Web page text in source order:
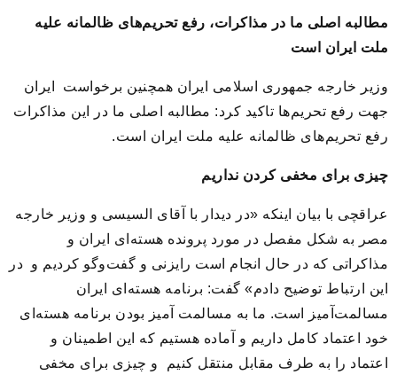
مطالبه اصلی ما در مذاکرات، رفع تحریم‌های ظالمانه علیه
ملت ایران است
وزیر خارجه جمهوری اسلامی ایران همچنین برخواست ایران
جهت رفع تحریم‌ها تاکید کرد: مطالبه اصلی ما در این مذاکرات
رفع تحریم‌های ظالمانه علیه ملت ایران است.
چیزی برای مخفی کردن نداریم
عراقچی با بیان اینکه «در دیدار با آقای السیسی و وزیر خارجه
مصر به شکل مفصل در مورد پرونده هسته‌ای ایران و
مذاکراتی که در حال انجام است رایزنی و گفت‌وگو کردیم و در
این ارتباط توضیح دادم» گفت: برنامه هسته‌ای ایران
مسالمت‌آمیز است. ما به مسالمت آمیز بودن برنامه هسته‌ای
خود اعتماد کامل داریم و آماده هستیم که این اطمینان و
اعتماد را به طرف مقابل منتقل کنیم و چیزی برای مخفی